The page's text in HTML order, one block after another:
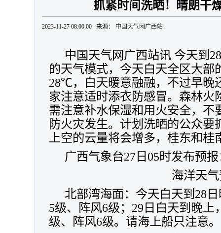
抓紧时间洗晒！晴朗干
2023-11-27 08:00:00 来源： 中国天气网广西站
中国天气网广西站讯 今天到
的天气模式，今天白天全区大部
28℃，白天暖意融融，不过早晚
家注意适时添衣防感冒。森林火
需注意补水保湿和用火安全，不
防火灾发生。计划洗晒的公众要
上空的云量将会增多，桂东和
广西气象台27日05时发布预
海洋天
北部湾海面：今天白天到28
5级、阵风6级；29日白天到晚上
级、阵风6级。请海上船只注意。